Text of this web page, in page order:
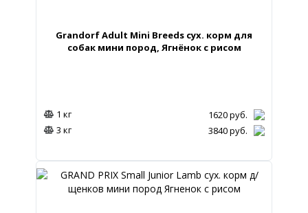
Grandorf Adult Mini Breeds сух. корм для
собак мини пород, Ягнёнок с рисом
1 кг 1620руб.
3 кг
3840руб.